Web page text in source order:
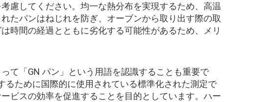
慮してください。均一な熱分布を実現するため、高温
たパンはねじれを防ぎ、オーブンから取り出す際の取
時間の経過とともに劣化する可能性があるため、メリ
て「GN パン」という用語を認識することも重要で
ために国際的に使用されている標準化された測定で
ビスの効率を促進することを目的としています。ハー